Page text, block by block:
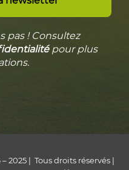
pas ! Consultez
pour plus
2025 | Tous droits réservés |